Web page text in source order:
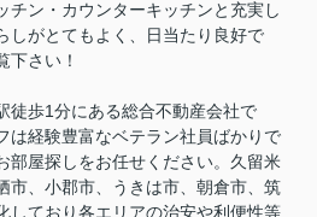
チン・カウンターキッチンと充実し
しがとてもよく、日当たり良好で
下さい！
徒歩1分にある総合不動産会社で
は経験豊富なベテラン社員ばかりで
部屋探しをお任せください。久留米
市、小郡市、うきは市、朝倉市、筑
しており各エリアの治安や利便性等